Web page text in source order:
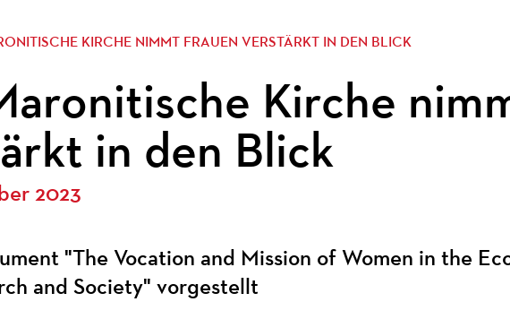
KIRCHE NIMMT FRAUEN VERSTÄRKT IN DEN BLICK
Kirche
in den Blick
2023
"The Vocation and Mission of Women in the
and Society" vorgestellt